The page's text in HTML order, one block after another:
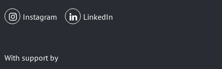
Instagram LinkedIn
With support by